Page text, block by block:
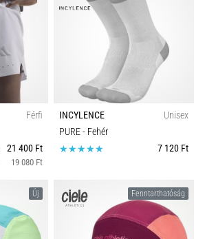
Férfi
21 400 Ft
19 080 Ft
INCYLENCE
Unisex
PURE- Fehér
7 120 Ft
Új Fenntarthatóság